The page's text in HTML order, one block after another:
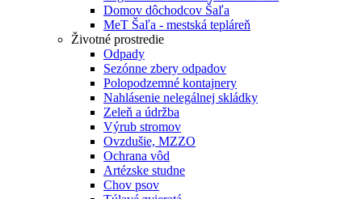
Domov dôchodcov Šaľa
MeT Šaľa - mestská tepláreň
Životné prostredie
Odpady
Sezónne zbery odpadov
Polopodzemné kontajnery
Nahlásenie nelegálnej skládky
Zeleň a údržba
Výrub stromov
Ovzdušie, MZZO
Ochrana vôd
Artézske studne
Chov psov